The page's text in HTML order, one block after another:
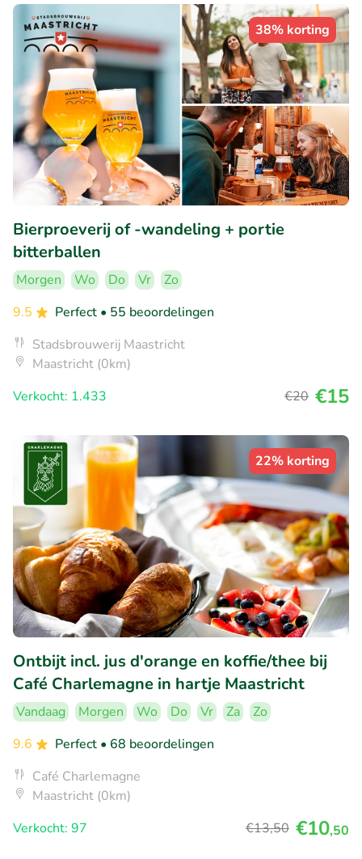
38% korting
Bierproeverij of -wandeling + portie
bitterballen
Morgen Wo Do Vr
Zo
9.5
Perfect • 55 beoordelingen
Stadsbrouwerij Maastricht
Maastricht (0km)
Verkocht: 1.433
€20 €15
22% korting
Ontbijt incl. jus d'orange en koffie/thee bij
Café Charlemagne in hartje Maastricht
Vandaag Morgen Wo Do Vr Za
Zo
9.6
Perfect • 68 beoordelingen
Café Charlemagne
Maastricht (0km)
Verkocht: 97
€13,50 €10,50